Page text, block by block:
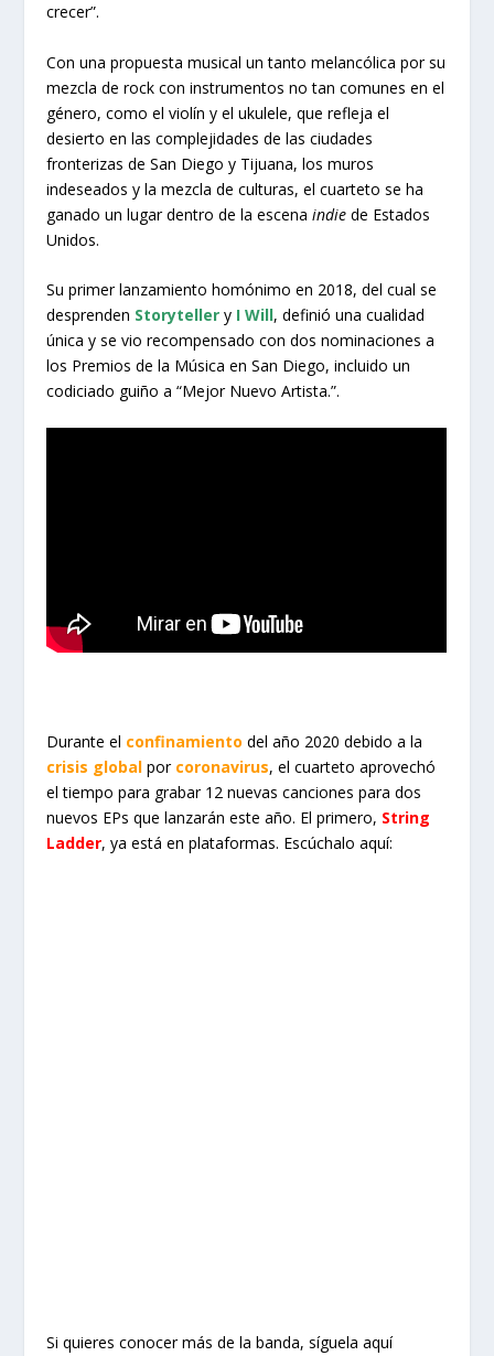
crecer”.
Con una propuesta musical un tanto melancólica por su
mezcla de rock con instrumentos no tan comunes en el
género, como el violín y el ukulele, que refleja el
desierto en las complejidades de las ciudades
fronterizas de San Diego y Tijuana, los muros
indeseados y la mezcla de culturas, el cuarteto se ha
ganado un lugar dentro de la escenaindiede Estados
Unidos.
Su primer lanzamiento homónimo en 2018, del cual se
desprenden Storyteller y I Will, definió una cualidad
única y se vio recompensado con dos nominaciones a
los Premios de la Música en San Diego, incluido un
codiciado guiño a “Mejor Nuevo Artista.”.
Durante el confinamiento del año 2020 debido a la
crisis global por coronavirus, el cuarteto aprovechó
el tiempo para grabar 12 nuevas canciones para dos
nuevos EPs que lanzarán este año. El primero, String
Ladder, ya está en plataformas. Escúchalo aquí:
Si quieres conocer más de la banda, síguela aquí